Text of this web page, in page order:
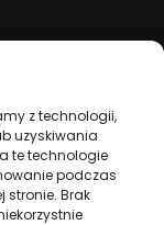
z technologii,
uzyskiwania
te technologie
podczas
stronie. Brak